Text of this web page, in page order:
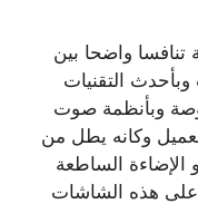
تنافسا واضحا بين
التقنيات
متنوعة تصل 140و 150 بوصة وبأنظمة صوت
وكانه يطل من
و الإضاءة الساطعة
هذه الشاشات